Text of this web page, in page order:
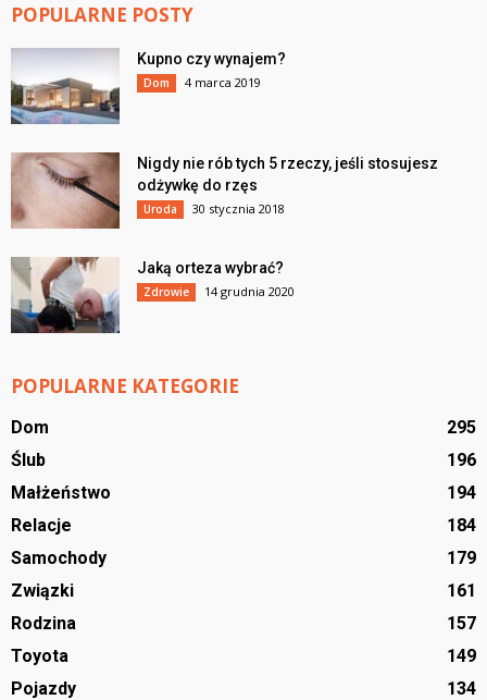
POPULARNE POSTY
Kupno czy wynajem?
Dom 4 marca 2019
Nigdy nie rób tych 5 rzeczy, jeśli stosujesz
odżywkę do rzęs
Uroda 30 stycznia 2018
Jaką orteza wybrać?
Zdrowie 14 grudnia 2020
POPULARNE KATEGORIE
Dom
295
Ślub
196
Małżeństwo
194
Relacje
184
Samochody
179
Związki
161
Rodzina
157
Toyota
149
Pojazdy
134